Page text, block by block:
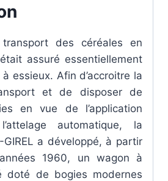
des céréales en
assuré essentiellement
essieux. Afin d’accroitre la
et de disposer de
en vue de l’application
automatique, la
GIREL a développé, à partir
1960, un wagon à
doté de bogies modernes